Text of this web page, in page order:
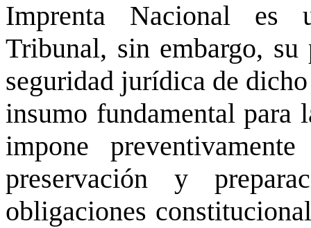
Imprenta Nacional es
Tribunal, sin embargo,
seguridad jurídica de
insumo fundamental para
impone
preservación y
obligaciones